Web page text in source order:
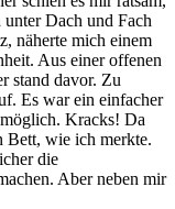
Dach und Fach
näherte mich einem
Aus einer offenen
stand davor. Zu
Es war ein einfacher
Kracks! Da
Bett, wie ich merkte.
die
Aber neben mir